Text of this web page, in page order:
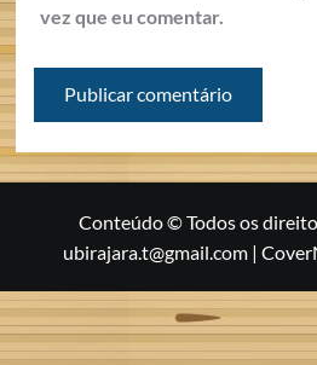
vez que eu comentar.
Conteúdo © Todos os
ubirajara.t@gmail.com |